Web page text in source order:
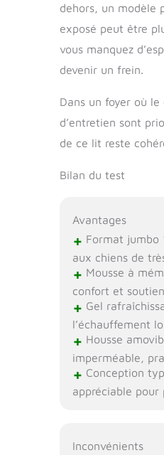
dehors, un modèle
exposé peut être
vous manquez
devenir un frein.
Dans un foyer où
d’entretien sont
de ce lit reste
Bilan du test
Avantages
+ Format jumbo
aux chiens de
+ Mousse à
confort et
+ Gel
l’échauffement
+ Housse
imperméable,
+ Conception
appréciable pour
Inconvénients